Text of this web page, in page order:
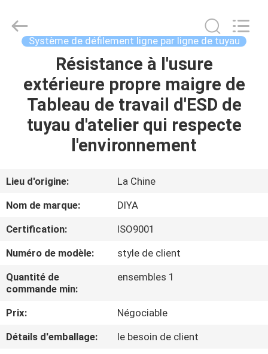
MAISON
PRODUITS
DE
NOUS
VISITE
D'USINE
CONTRÔLE
DE
QUALITÉ
Equipment
Système de défilement ligne par ligne de tuyau
Résistance à l'usure
extérieure propre maigre de
Tableau de travail d'ESD de
tuyau d'atelier qui respecte
l'environnement
Lieu d'origine:
La Chine
Nom de marque:
DIYA
Certification:
ISO9001
Numéro de modèle:
style de client
Quantité de
commande min:
ensembles 1
Prix:
Négociable
Détails d'emballage:
le besoin de client